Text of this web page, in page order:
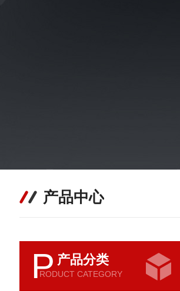
产品中心
P 产品分类
RODUCT CATEGORY